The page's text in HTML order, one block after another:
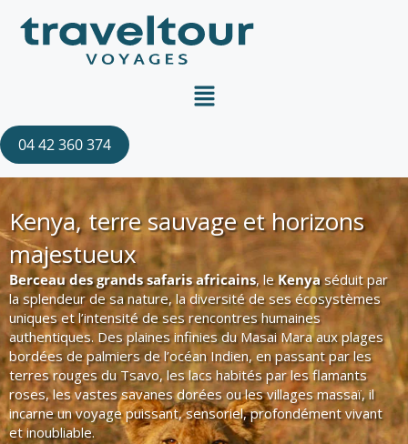
contenu
Menu
04 42 360 374
Kenya, terre sauvage et horizons
majestueux
Berceau des grands safaris africains, le Kenyaséduit par
la splendeur de sa nature, la diversité de ses écosystèmes
uniques et l’intensité de ses rencontres humaines
authentiques. Des plaines infinies du Masai Mara aux plages
bordées de palmiers de l’océan Indien, en passant par les
terres rouges du Tsavo, les lacs habités par les flamants
roses, les vastes savanes dorées ou les villages massaï, il
incarne un voyage puissant, sensoriel, profondément vivant
et inoubliable.